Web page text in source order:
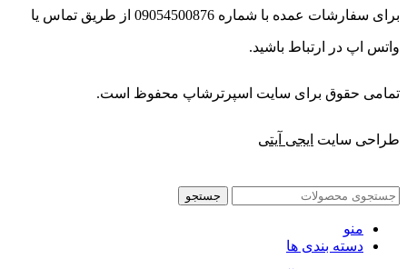
برای سفارشات عمده با شماره 09054500876 از طریق تماس یا
واتس اپ در ارتباط باشید.
تمامی حقوق برای سایت اسپرترشاپ محفوظ است.
طراحی سایت ایجی آیتی
جستجو
منو
دسته بندی ها